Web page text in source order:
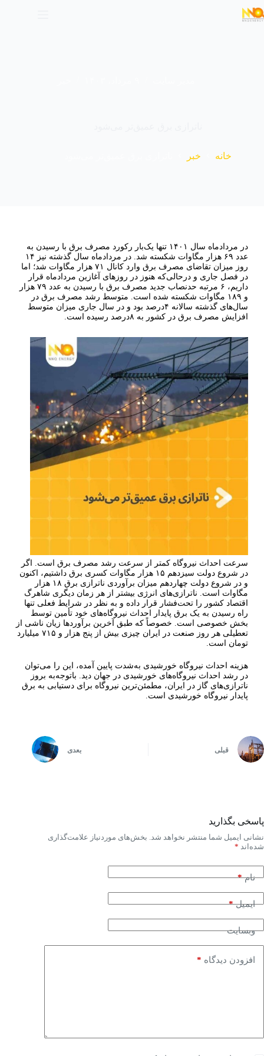
خانه خبر
در مردادماه سال ۱۴۰۱ تنها یک‌بار رکورد مصرف برق با رسیدن به
عدد ۶۹ هزار مگاوات شکسته شد. در مردادماه سال گذشته نیز ۱۴
روز میزان تقاضای مصرف برق وارد کانال ۷۱ هزار مگاوات شد؛ اما
در فصل جاری و درحالی‌که هنوز در روزهای آغازین مردادماه قرار
داریم، ۶ مرتبه حدنصاب جدید مصرف برق با رسیدن به عدد ۷۹ هزار
و ۱۸۹ مگاوات شکسته شده است. متوسط رشد مصرف برق در
سال‌های گذشته سالانه ۴درصد بود و در سال جاری میزان متوسط
افزایش مصرف برق در کشور به ۸درصد رسیده است.
سرعت احداث نیروگاه کمتر از سرعت رشد مصرف برق است. اگر
در شروع دولت سیزدهم ۱۵ هزار مگاوات کسری برق داشتیم، اکنون
و در شروع دولت چهاردهم میزان برآوردی ناترازی برق ۱۸ هزار
مگاوات است. ناترازی‌های انرژی بیشتر از هر زمان دیگری شاهرگ
اقتصاد کشور را تحت‌فشار قرار داده و به نظر در شرایط فعلی تنها
راه رسیدن به یک برق پایدار احداث نیروگاه‌های خود تأمین توسط
بخش خصوصی است. خصوصاً که طبق آخرین برآوردها زیان ناشی از
تعطیلی هر روز صنعت در ایران چیزی بیش از پنج هزار و ۷۱۵ میلیارد
تومان است.
هزینه احداث نیروگاه خورشیدی به‌شدت پایین آمده، این را می‌توان
در رشد احداث نیروگاه‌های خورشیدی در جهان دید. باتوجه‌به بروز
ناترازی‌های گاز در ایران، مطمئن‌ترین نیروگاه برای دستیابی به برق
پایدار نیروگاه خورشیدی است.
قبلی بعدی
پاسخی بگذارید
نشانی ایمیل شما منتشر نخواهد شد. بخش‌های موردنیاز علامت‌گذاری
شده‌اند *
نام*
ایمیل*
وبسایت
افزودن دیدگاه *